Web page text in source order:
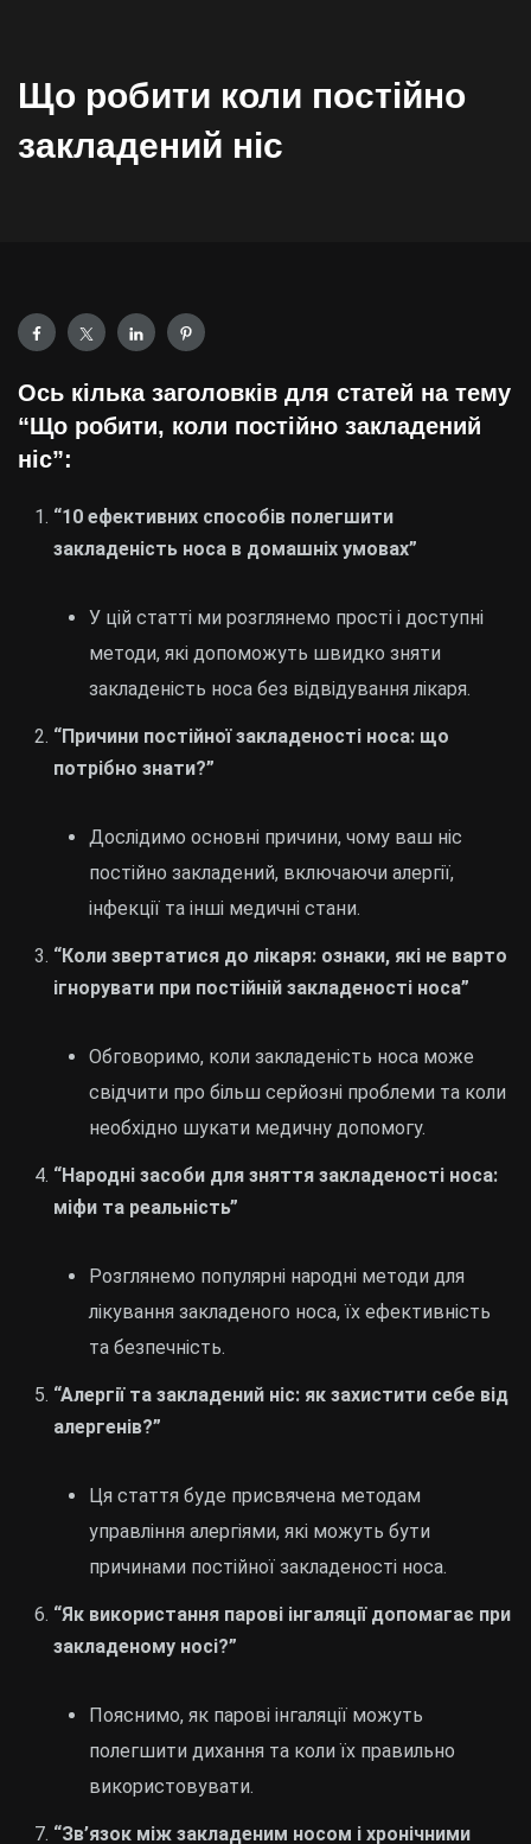
Що робити коли постійно
закладений ніс
Ось кілька заголовків для статей на тему
“Що робити, коли постійно закладений
ніс”:
“10 ефективних способів полегшити
закладеність носа в домашніх умовах”
У цій статті ми розглянемо прості і доступні
методи, які допоможуть швидко зняти
закладеність носа без відвідування лікаря.
“Причини постійної закладеності носа: що
потрібно знати?”
Дослідимо основні причини, чому ваш ніс
постійно закладений, включаючи алергії,
інфекції та інші медичні стани.
“Коли звертатися до лікаря: ознаки, які не варто
ігнорувати при постійній закладеності носа”
Обговоримо, коли закладеність носа може
свідчити про більш серйозні проблеми та коли
необхідно шукати медичну допомогу.
“Народні засоби для зняття закладеності носа:
міфи та реальність”
Розглянемо популярні народні методи для
лікування закладеного носа, їх ефективність
та безпечність.
“Алергії та закладений ніс: як захистити себе від
алергенів?”
Ця стаття буде присвячена методам
управління алергіями, які можуть бути
причинами постійної закладеності носа.
“Як використання парові інгаляції допомагає при
закладеному носі?”
Пояснимо, як парові інгаляції можуть
полегшити дихання та коли їх правильно
використовувати.
“Зв’язок між закладеним носом і хронічними